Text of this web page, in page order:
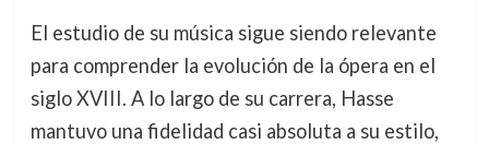
El estudio de su música sigue siendo relevante
para comprender la evolución de la ópera en el
siglo XVIII. A lo largo de su carrera, Hasse
mantuvo una fidelidad casi absoluta a su estilo,